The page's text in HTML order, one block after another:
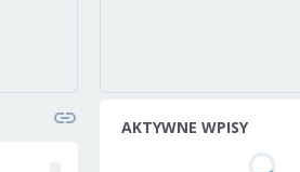
AKTYWNE WPISY